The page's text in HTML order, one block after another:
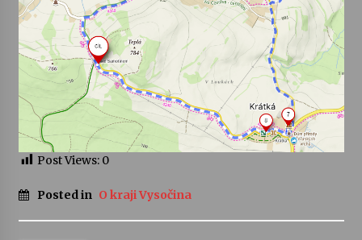
Post Views: 0
Posted in O kraji Vysočina